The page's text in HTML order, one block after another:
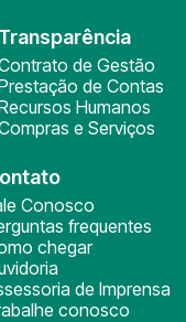
Transparência
de Gestão
de Contas
Humanos
e Serviços
Conosco
frequentes
chegar
de Imprensa
conosco